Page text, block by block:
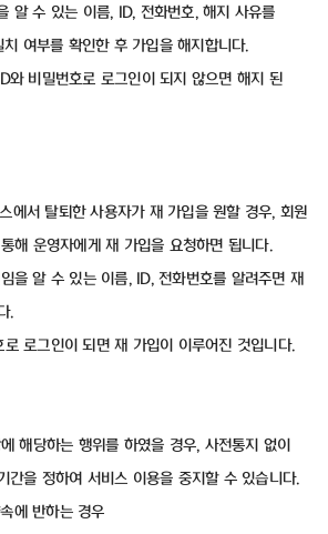
알 수 있는 이름, ID, 전화번호, 해지 사유를
여부를 확인한 후 가입을 해지합니다.
와 비밀번호로 로그인이 되지 않으면 해지 된
에서 탈퇴한 사용자가 재 가입을 원할 경우, 회원
해 운영자에게 재 가입을 요청하면 됩니다.
을 알 수 있는 이름, ID, 전화번호를 알려주면 재
.
로그인이 되면 재 가입이 이루어진 것입니다.
해당하는 행위를 하였을 경우, 사전통지 없이
간을 정하여 서비스 이용을 중지할 수 있습니다.
에 반하는 경우